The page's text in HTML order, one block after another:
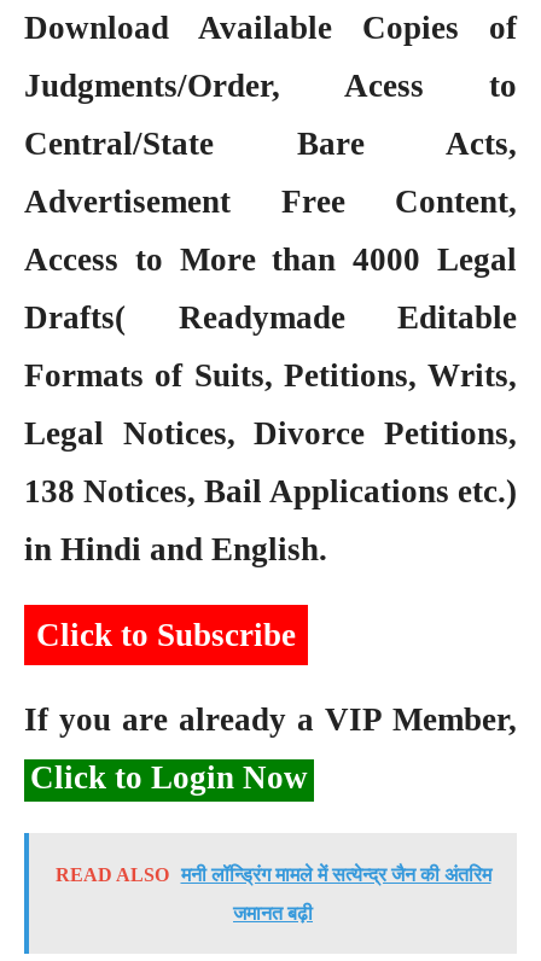
Download Available Copies of
Judgments/Order, Acess to
Central/State Bare Acts,
Advertisement Free Content,
Access to More than 4000 Legal
Drafts( Readymade Editable
Formats of Suits, Petitions, Writs,
Legal Notices, Divorce Petitions,
138 Notices, Bail Applications etc.)
in Hindi and English.
Click to Subscribe
If you are already a VIP Member,
Click to Login Now
READ ALSO मनी लॉन्ड्रिंग मामले में सत्येन्द्र जैन की अंतरिम
जमानत बढ़ी